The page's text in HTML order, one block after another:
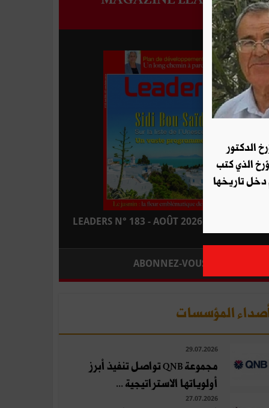
LEADERS N° 183 - AOÛT 2026 : EN KIOSQUE
ABONNEZ-VOUS
المؤسسات
29.07.2026
مجموعة QNB تواصل تنفيذ أبرز
أولوياتها الاستراتيجية ...
27.07.2026
الدكتور
الذي كتب
دخل تاريخها